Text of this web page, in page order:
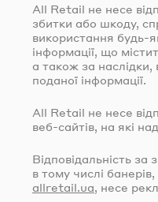
All Retail не несе
збитки або шкоду,
використання будь-
інформації, що
а також за
поданої інформації.
All Retail не несе
веб-сайтів, на які
Відповідальність
в тому числі
allretail.ua, несе